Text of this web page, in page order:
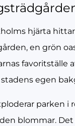
hjärta
en grön
favoritställe
egen
parken i
blommar.